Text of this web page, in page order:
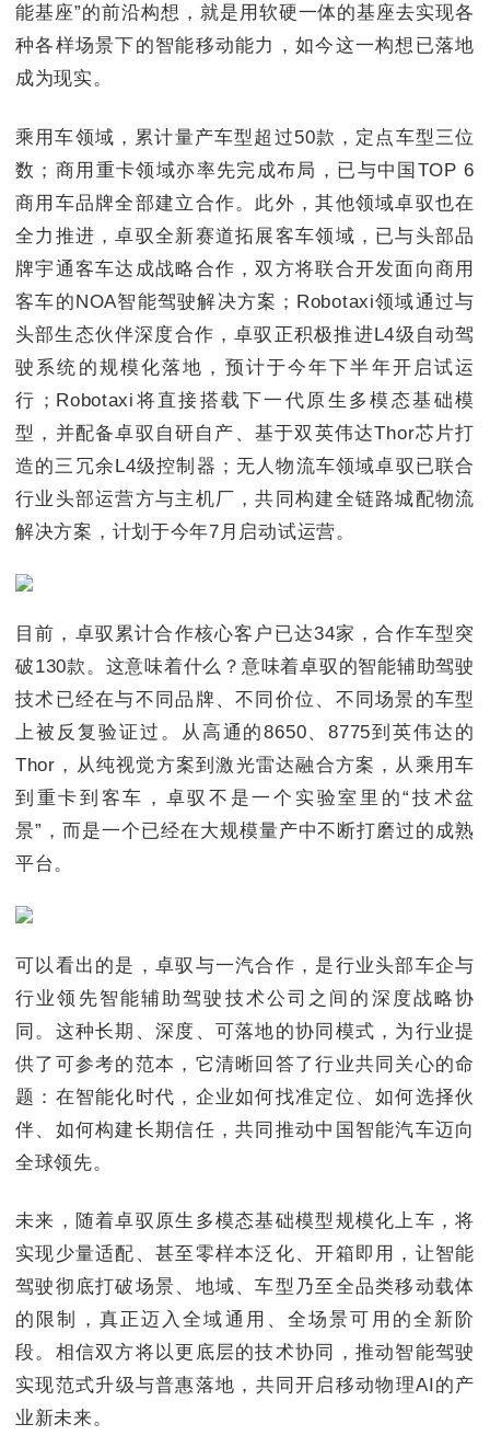
能基座”的前沿构想，就是用软硬一体的基座去实现各
种各样场景下的智能移动能力，如今这一构想已落地
成为现实。
乘用车领域，累计量产车型超过50款，定点车型三位
数；商用重卡领域亦率先完成布局，已与中国TOP 6
商用车品牌全部建立合作。此外，其他领域卓驭也在
全力推进，卓驭全新赛道拓展客车领域，已与头部品
牌宇通客车达成战略合作，双方将联合开发面向商用
客车的NOA智能驾驶解决方案；Robotaxi领域通过与
头部生态伙伴深度合作，卓驭正积极推进L4级自动驾
驶系统的规模化落地，预计于今年下半年开启试运
行；Robotaxi将直接搭载下一代原生多模态基础模
型，并配备卓驭自研自产、基于双英伟达Thor芯片打
造的三冗余L4级控制器；无人物流车领域卓驭已联合
行业头部运营方与主机厂，共同构建全链路城配物流
解决方案，计划于今年7月启动试运营。
目前，卓驭累计合作核心客户已达34家，合作车型突
破130款。这意味着什么？意味着卓驭的智能辅助驾驶
技术已经在与不同品牌、不同价位、不同场景的车型
上被反复验证过。从高通的8650、8775到英伟达的
Thor，从纯视觉方案到激光雷达融合方案，从乘用车
到重卡到客车，卓驭不是一个实验室里的“技术盆
景”，而是一个已经在大规模量产中不断打磨过的成熟
平台。
可以看出的是，卓驭与一汽合作，是行业头部车企与
行业领先智能辅助驾驶技术公司之间的深度战略协
同。这种长期、深度、可落地的协同模式，为行业提
供了可参考的范本，它清晰回答了行业共同关心的命
题：在智能化时代，企业如何找准定位、如何选择伙
伴、如何构建长期信任，共同推动中国智能汽车迈向
全球领先。
未来，随着卓驭原生多模态基础模型规模化上车，将
实现少量适配、甚至零样本泛化、开箱即用，让智能
驾驶彻底打破场景、地域、车型乃至全品类移动载体
的限制，真正迈入全域通用、全场景可用的全新阶
段。相信双方将以更底层的技术协同，推动智能驾驶
实现范式升级与普惠落地，共同开启移动物理AI的产
业新未来。